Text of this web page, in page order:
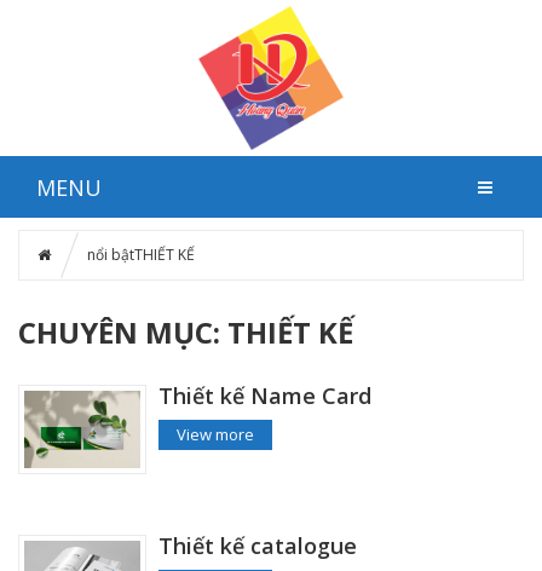
MENU
nổi bậtTHIẾT KẾ
CHUYÊN MỤC: THIẾT KẾ
Thiết kế Name Card
View more
Thiết kế catalogue